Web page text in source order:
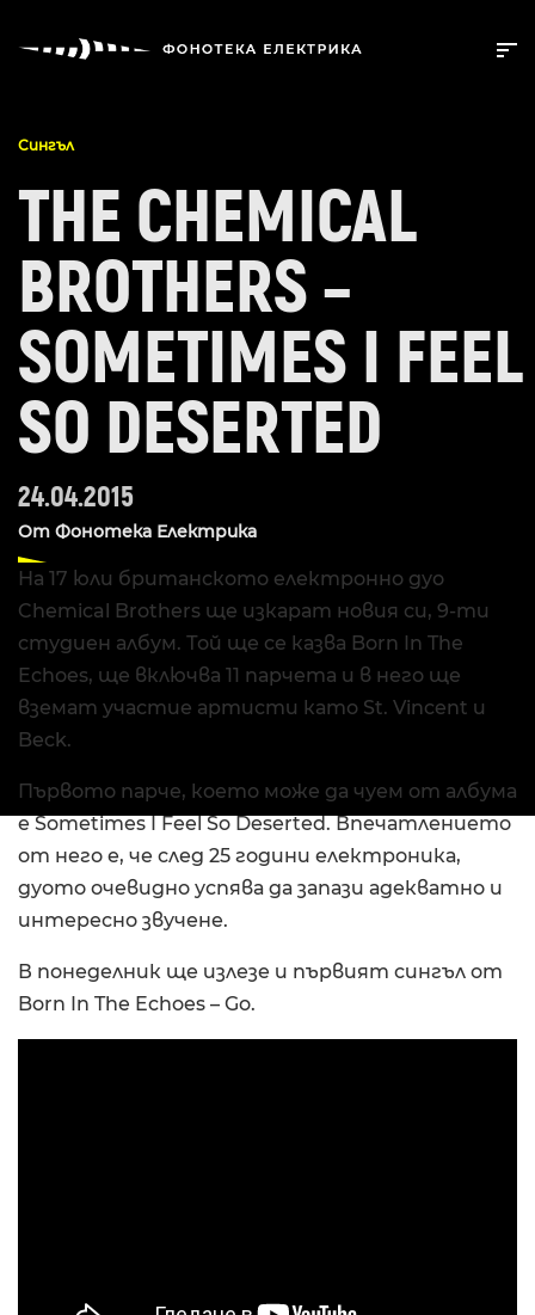
Сингъл
THE CHEMICAL
BROTHERS –
SOMETIMES I FEEL
SO DESERTED
24.04.2015
От Фонотека Електрика
На 17 юли британското електронно дуо
Chemical Brothers ще изкарат новия си, 9-ти
студиен албум. Той ще се казва Born In The
Echoes, ще включва 11 парчета и в него ще
вземат участие артисти като St. Vincent и
Beck.
Първото парче, което може да чуем от албума
е Sometimes I Feel So Deserted. Впечатлението
от него е, че след 25 години електроника,
дуото очевидно успява да запази адекватно и
интересно звучене.
В понеделник ще излезе и първият сингъл от
Born In The Echoes – Go.